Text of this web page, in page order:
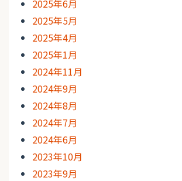
2025年6月
2025年5月
2025年4月
2025年1月
2024年11月
2024年9月
2024年8月
2024年7月
2024年6月
2023年10月
2023年9月